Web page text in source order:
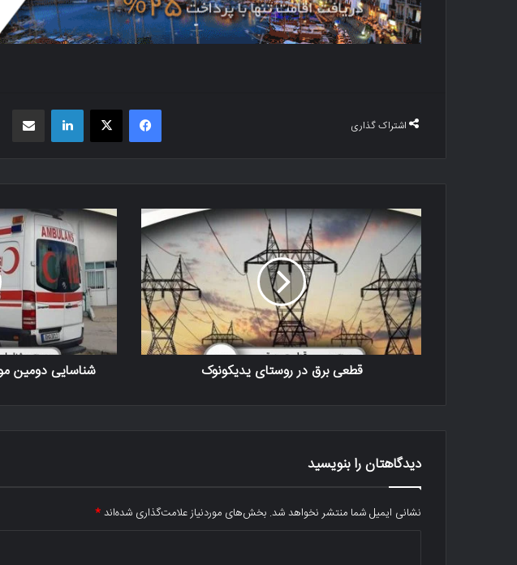
اشتراک گذاری
فیسبوک X لینکدین
قطعی برق در روستای یدیکونوک شناسایی دومین
دیدگاهتان را بنویسید
نشانی ایمیل شما منتشر نخواهد شد. بخش‌های موردنیاز علامت‌گذاری شده‌اند*